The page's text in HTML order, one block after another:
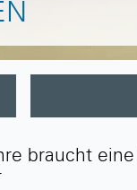
braucht